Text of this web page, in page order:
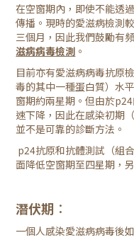
在空窗期內，即使不能透
傳播。現時的愛滋病檢測
三個月，因此我們鼓勵有
滋病病毒檢測 。
目前亦有愛滋病病毒抗原
毒的其中一種蛋白質）水
窗期約兩星期。但由於
速下降，因此在感染初期
並不是可靠的診斷方法。
p24抗原和抗體測試（組
面降低空窗期至四星期，
潛伏期︰
一個人感染愛滋病病毒後